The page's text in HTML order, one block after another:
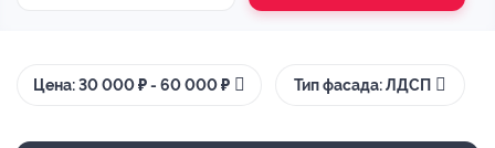
Цена: 30 000 ₽ - 60 000 ₽ Тип фасада: ЛДСП